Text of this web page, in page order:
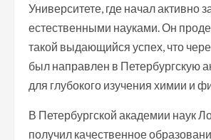
Университете, где начал активно
естественными науками. Он
такой выдающийся успех, что
был направлен в Петербургскую
для глубокого изучения химии и
В Петербургской академии наук
получил качественное